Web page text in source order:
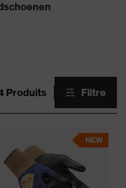
Produits Filtre
NEW